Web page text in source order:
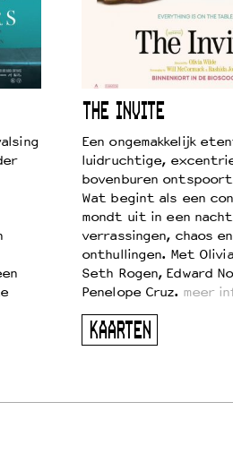
THE INVITE
Een ongemakkelijk
luidruchtige,
bovenburen
Wat begint als een
mondt uit in een
verrassingen, chaos en
onthullingen. Met
Seth Rogen, Edward
Penelope Cruz. meer
KAARTEN